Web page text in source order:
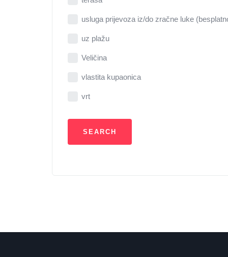
usluga prijevoza iz/do zračne luke
uz plažu
Veličina
vlastita kupaonica
vrt